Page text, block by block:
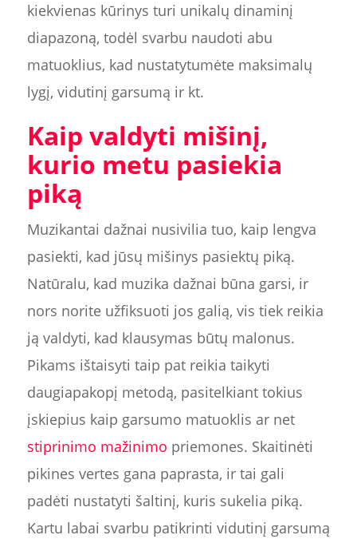
kiekvienas kūrinys turi unikalų dinaminį
diapazoną, todėl svarbu naudoti abu
matuoklius, kad nustatytumėte maksimalų
lygį, vidutinį garsumą ir kt.
Kaip valdyti mišinį,
kurio metu pasiekia
piką
Muzikantai dažnai nusivilia tuo, kaip lengva
pasiekti, kad jūsų mišinys pasiektų piką.
Natūralu, kad muzika dažnai būna garsi, ir
nors norite užfiksuoti jos galią, vis tiek reikia
ją valdyti, kad klausymas būtų malonus.
Pikams ištaisyti taip pat reikia taikyti
daugiapakopį metodą, pasitelkiant tokius
įskiepius kaip garsumo matuoklis ar net
stiprinimo mažinimo priemones. Skaitinėti
pikines vertes gana paprasta, ir tai gali
padėti nustatyti šaltinį, kuris sukelia piką.
Kartu labai svarbu patikrinti vidutinį garsumą